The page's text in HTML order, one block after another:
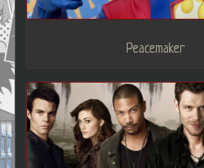
Peacemaker